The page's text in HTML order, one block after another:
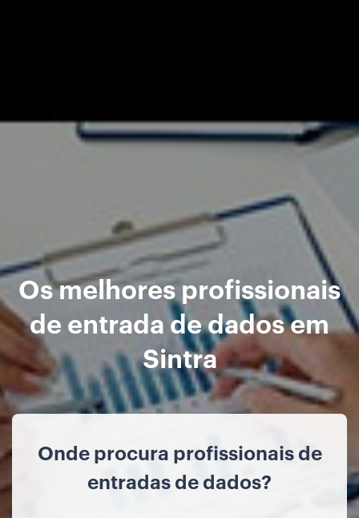
Os melhores profissionais
de entrada de dados em
Sintra
Onde procura profissionais de
entradas de dados?